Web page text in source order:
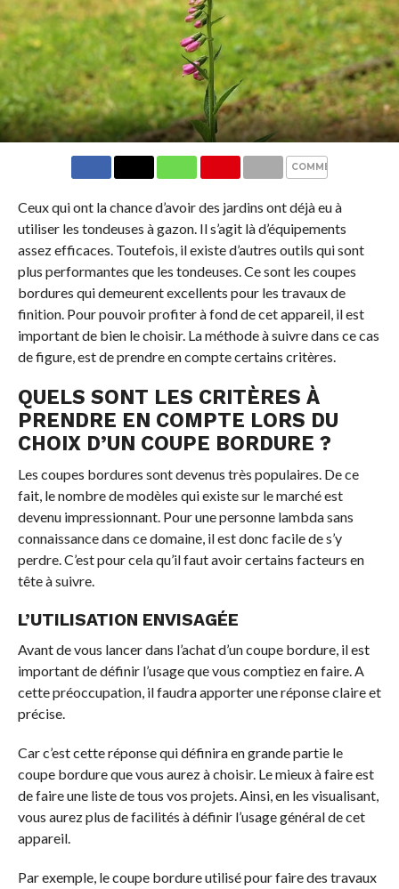
COMMENTS
Ceux qui ont la chance d’avoir des jardins ont déjà eu à
utiliser les tondeuses à gazon. Il s’agit là d’équipements
assez efficaces. Toutefois, il existe d’autres outils qui sont
plus performantes que les tondeuses. Ce sont les coupes
bordures qui demeurent excellents pour les travaux de
finition. Pour pouvoir profiter à fond de cet appareil, il est
important de bien le choisir. La méthode à suivre dans ce cas
de figure, est de prendre en compte certains critères.
QUELS SONT LES CRITÈRES À
PRENDRE EN COMPTE LORS DU
CHOIX D’UN COUPE BORDURE ?
Les coupes bordures sont devenus très populaires. De ce
fait, le nombre de modèles qui existe sur le marché est
devenu impressionnant. Pour une personne lambda sans
connaissance dans ce domaine, il est donc facile de s’y
perdre. C’est pour cela qu’il faut avoir certains facteurs en
tête à suivre.
L’UTILISATION ENVISAGÉE
Avant de vous lancer dans l’achat d’un coupe bordure, il est
important de définir l’usage que vous comptiez en faire. A
cette préoccupation, il faudra apporter une réponse claire et
précise.
Car c’est cette réponse qui définira en grande partie le
coupe bordure que vous aurez à choisir. Le mieux à faire est
de faire une liste de tous vos projets. Ainsi, en les visualisant,
vous aurez plus de facilités à définir l’usage général de cet
appareil.
Par exemple, le coupe bordure utilisé pour faire des travaux